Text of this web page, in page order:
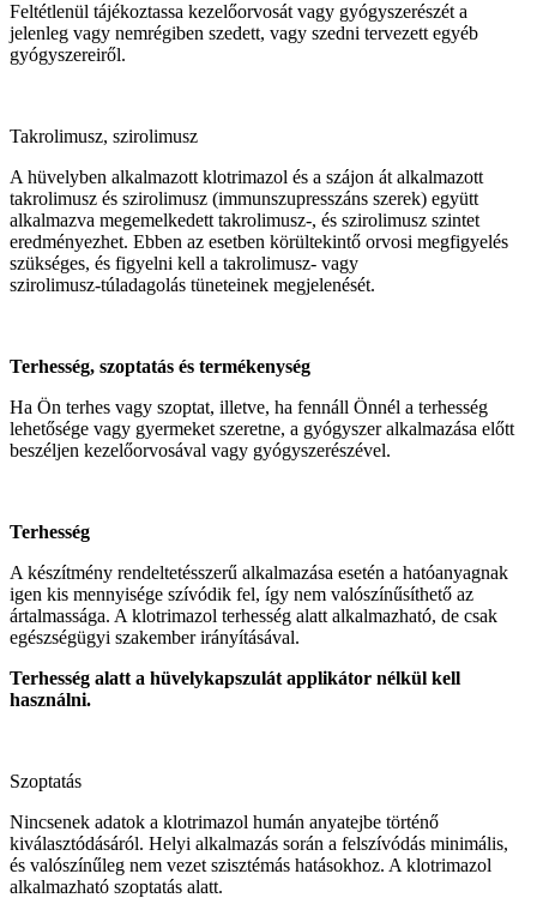
Feltétlenül tájékoztassa kezelőorvosát vagy gyógyszerészét a
jelenleg vagy nemrégiben szedett, vagy szedni tervezett egyéb
gyógyszereiről.
Takrolimusz, szirolimusz
A hüvelyben alkalmazott klotrimazol és a szájon át alkalmazott
takrolimusz és szirolimusz (immunszupresszáns szerek) együtt
alkalmazva megemelkedett takrolimusz-, és szirolimusz szintet
eredményezhet. Ebben az esetben körültekintő orvosi megfigyelés
szükséges, és figyelni kell a takrolimusz- vagy
szirolimusz‑túladagolás tüneteinek megjelenését.
Terhesség, szoptatás és termékenység
Ha Ön terhes vagy szoptat, illetve, ha fennáll Önnél a terhesség
lehetősége vagy gyermeket szeretne, a gyógyszer alkalmazása előtt
beszéljen kezelőorvosával vagy gyógyszerészével.
Terhesség
A készítmény rendeltetésszerű alkalmazása esetén a hatóanyagnak
igen kis mennyisége szívódik fel, így nem valószínűsíthető az
ártalmassága. A klotrimazol terhesség alatt alkalmazható, de csak
egészségügyi szakember irányításával.
Terhesség alatt a hüvelykapszulát applikátor nélkül kell
használni.
Szoptatás
Nincsenek adatok a klotrimazol humán anyatejbe történő
kiválasztódásáról. Helyi alkalmazás során a felszívódás minimális,
és valószínűleg nem vezet szisztémás hatásokhoz. A klotrimazol
alkalmazható szoptatás alatt.